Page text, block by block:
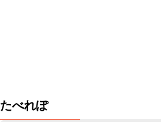
たべれぽ